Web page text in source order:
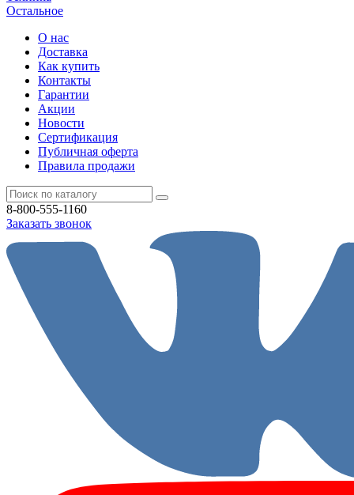
Остальное
О нас
Доставка
Как купить
Контакты
Гарантии
Акции
Новости
Cертификация
Публичная оферта
Правила продажи
8-800-555-1160
Заказать звонок